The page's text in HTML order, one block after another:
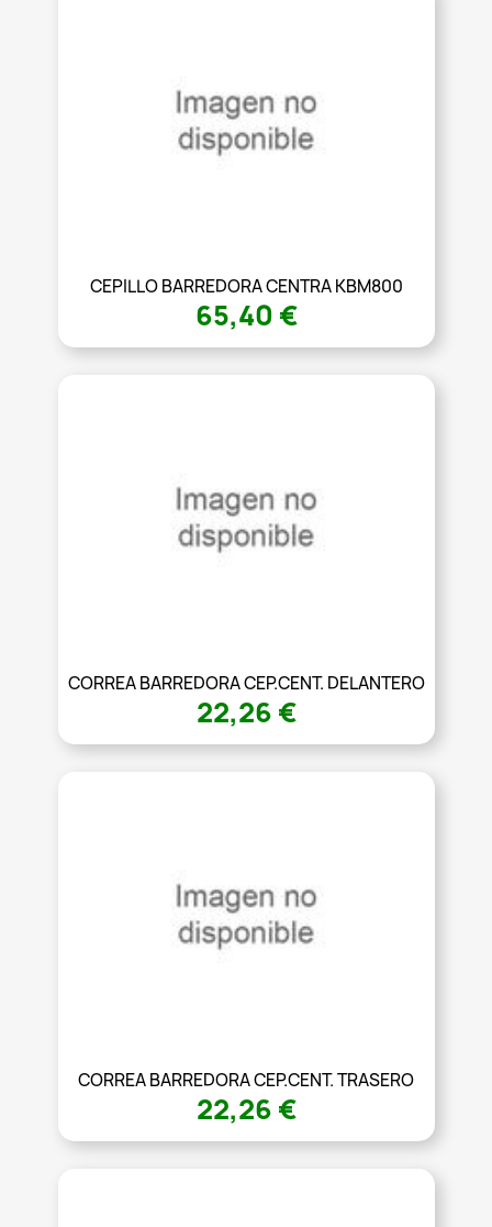
CEPILLO BARREDORA CENTRA KBM800
65,40 €
CORREA BARREDORA CEP.CENT. DELANTERO
22,26 €
CORREA BARREDORA CEP.CENT. TRASERO
22,26 €